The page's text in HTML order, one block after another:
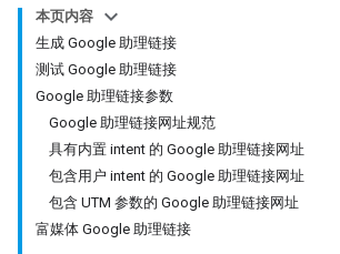
本页内容
生成 Google 助理链接
测试 Google 助理链接
Google 助理链接参数
Google 助理链接网址规范
具有内置 intent 的 Google 助理链接网址
包含用户 intent 的 Google 助理链接网址
包含 UTM 参数的 Google 助理链接网址
富媒体 Google 助理链接